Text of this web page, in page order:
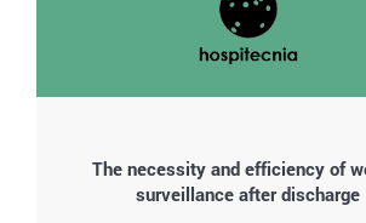
The necessity and efficiency of
surveillance after discharge